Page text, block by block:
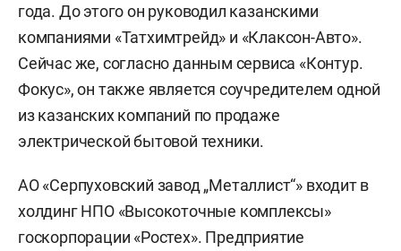
года. До этого он руководил казанскими
компаниями «Татхимтрейд» и «Клаксон-Авто».
Сейчас же, согласно данным сервиса «Контур.
Фокус», он также является соучредителем одной
из казанских компаний по продаже
электрической бытовой техники.
АО «Серпуховский завод „Металлист“» входит в
холдинг НПО «Высокоточные комплексы»
госкорпорации «Ростех». Предприятие